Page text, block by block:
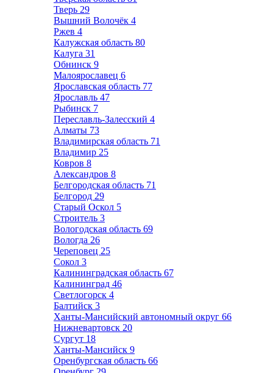
Тверь 29
Вышний Волочёк 4
Ржев 4
Калужская область 80
Калуга 31
Обнинск 9
Малоярославец 6
Ярославская область 77
Ярославль 47
Рыбинск 7
Переславль-Залесский 4
Алматы 73
Владимирская область 71
Владимир 25
Ковров 8
Александров 8
Белгородская область 71
Белгород 29
Старый Оскол 5
Строитель 3
Вологодская область 69
Вологда 26
Череповец 25
Сокол 3
Калининградская область 67
Калининград 46
Светлогорск 4
Балтийск 3
Ханты-Мансийский автономный округ 66
Нижневартовск 20
Сургут 18
Ханты-Мансийск 9
Оренбургская область 66